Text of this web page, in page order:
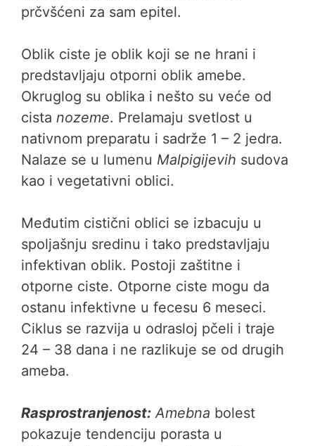
prčvšćeni za sam epitel.
Oblik ciste je oblik koji se ne hrani i
predstavljaju otporni oblik amebe.
Okruglog su oblika i nešto su veće od
cista nozeme. Prelamaju svetlost u
nativnom preparatu i sadrže 1 – 2 jedra.
Nalaze se u lumenu Malpigijevih sudova
kao i vegetativni oblici.
Međutim cistični oblici se izbacuju u
spoljašnju sredinu i tako predstavljaju
infektivan oblik. Postoji zaštitne i
otporne ciste. Otporne ciste mogu da
ostanu infektivne u fecesu 6 meseci.
Ciklus se razvija u odrasloj pčeli i traje
24 – 38 dana i ne razlikuje se od drugih
ameba.
Rasprostranjenost: Amebna bolest
pokazuje tendenciju porasta u